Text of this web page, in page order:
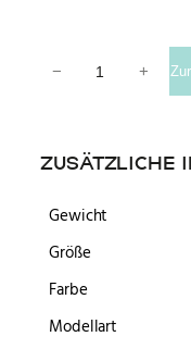
Rahmenmodell
− +
ZUSÄTZLICHE
Gewicht
Größe
Farbe
Modellart